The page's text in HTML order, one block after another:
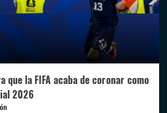
que la FIFA acaba de coronar como
2026